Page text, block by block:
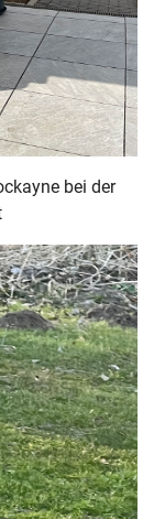
bei der